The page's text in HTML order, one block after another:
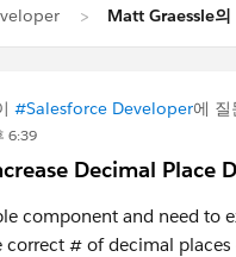
Matt Graessle의
#Salesforce Developer에 질
6:39
Decimal Place
component and need to
correct # of decimal